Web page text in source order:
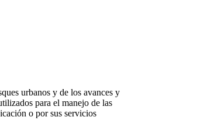
urbanos y de los avances y
para el manejo de las
o por sus servicios